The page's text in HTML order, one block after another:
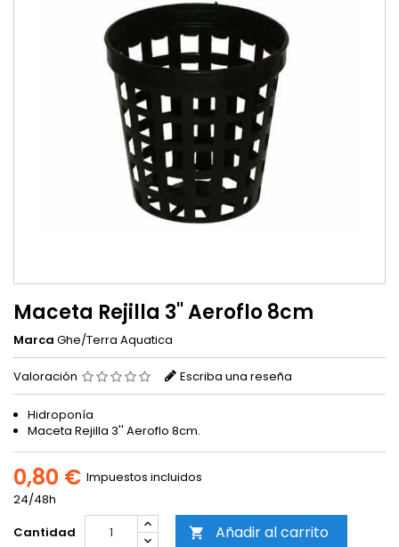
Maceta Rejilla 3'' Aeroflo 8cm
Marca Ghe/Terra Aquatica
Valoración Escriba una reseña
Hidroponía
Maceta Rejilla 3'' Aeroflo 8cm.
0,80 € Impuestos incluidos
24/48h
Cantidad
 Añadir al carrito